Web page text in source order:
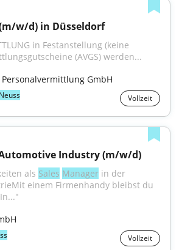
w/d) in Düsseldorf
in Festanstellung (keine
(AVGS) werden...
Personalvermittlung GmbH
Neuss Vollzeit
Industry (m/w/d)
als Sales Manager in der
einem Firmenhandy bleibst du
Vollzeit